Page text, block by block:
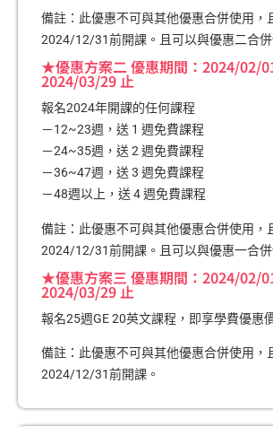
備註：此優惠不可與其他優惠合併使用，
2024/12/31前開課。且可以與優惠二合併
★優惠方案二 優惠期間：2024/02/
2024/03/29 止
報名2024年開課的任何課程
－12~23週，送 1 週免費課程
－24~35週，送 2 週免費課程
－36~47週，送 3 週免費課程
－48週以上，送 4 週免費課程
備註：此優惠不可與其他優惠合併使用，
2024/12/31前開課。且可以與優惠一合併
★優惠方案三 優惠期間：2024/02/
2024/03/29 止
報名25週GE 20英文課程，即享學費優惠
備註：此優惠不可與其他優惠合併使用，
2024/12/31前開課。